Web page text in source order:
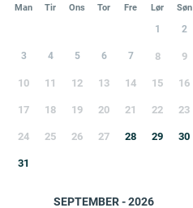
Man Tir Ons Tor Fre Lør Søn
1 2
3 4 5 6 7 8 9
10 11 12 13 14 15 16
17 18 19 20 21 22 23
24 25 26 27 28 29 30
31
SEPTEMBER - 2026